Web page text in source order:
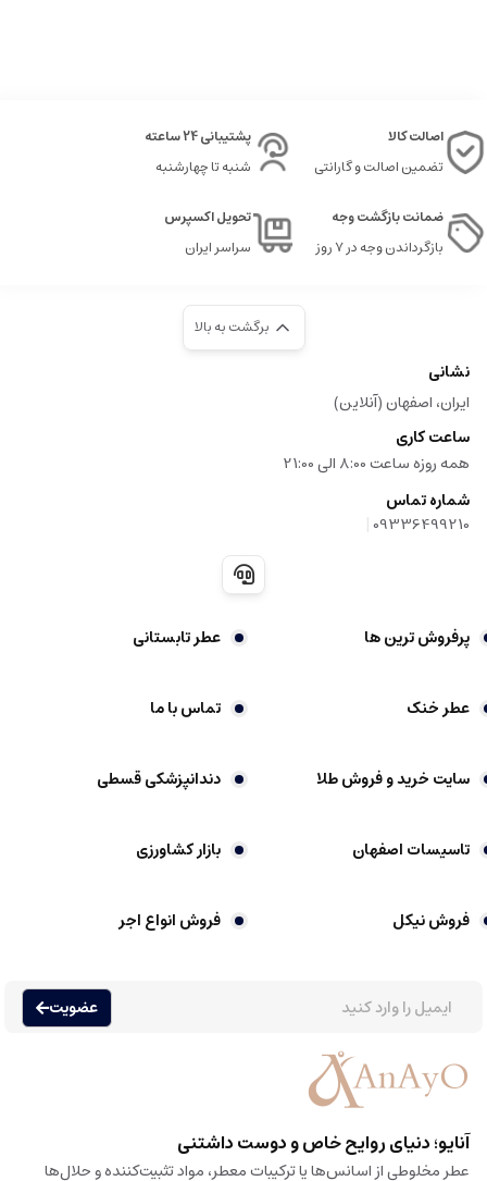
اصالت کالا
تضمین اصالت و گارانتی
پشتیبانی 24 ساعته
شنبه تا چهارشنبه
ضمانت بازگشت وجه
بازگرداندن وجه در ۷ روز
تحویل اکسپرس
سراسر ایران
برگشت به بالا
نشانی
ایران، اصفهان (آنلاین)
ساعت کاری
همه روزه ساعت 8:00 الی 21:00
شماره تماس
09336499210
|
پرفروش ترین ها عطر تابستانی
عطر خنک تماس با ما
سایت خرید و فروش طلا دندانپزشکی قسطی
تاسیسات اصفهان بازار کشاورزی
فروش نیکل فروش انواع اجر
عضویت
آنایو؛ دنیای روایح خاص و دوست داشتنی
عطر مخلوطی از اسانس‌ها یا ترکیبات معطر، مواد تثبیت‌کننده و حلال‌ها